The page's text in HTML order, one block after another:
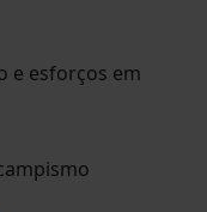
e esforços em